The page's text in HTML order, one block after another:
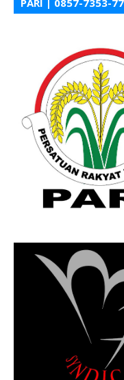
PARI | 0857-7353-